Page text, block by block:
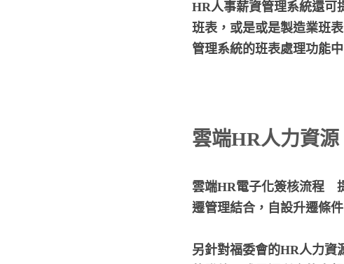
HR人事薪資管理系統還可
班表，或是或是製造業班
管理系統的班表處理功能中
雲端HR人力資
雲端HR電子化簽核流程　
遷管理結合，自設升遷條
另針對福委會的HR人力資